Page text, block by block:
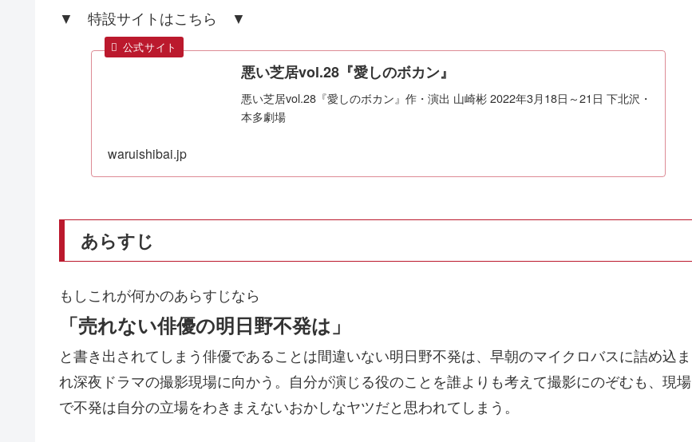
▼ 特設サイトはこちら ▼
悪い芝居vol.28『愛しのボカン』
悪い芝居vol.28『愛しのボカン』作・演出 山崎彬 2022年3月18日～21日 下北沢・
本多劇場
waruishibai.jp
あらすじ
もしこれが何かのあらすじなら
「売れない俳優の明日野不発は」
と書き出されてしまう俳優であることは間違いない明日野不発は、早朝のマイクロバスに詰め込ま
れ深夜ドラマの撮影現場に向かう。自分が演じる役のことを誰よりも考えて撮影にのぞむも、現場
で不発は自分の立場をわきまえないおかしなヤツだと思われてしまう。